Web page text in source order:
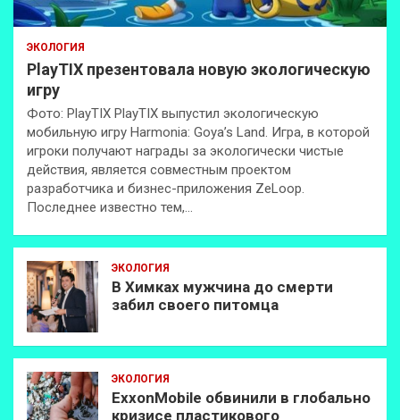
ЭКОЛОГИЯ
PlayTIX презентовала новую экологическую
игру
Фото: PlayTIX PlayTIX выпустил экологическую
мобильную игру Harmonia: Goya’s Land. Игра, в которой
игроки получают награды за экологически чистые
действия, является совместным проектом
разработчика и бизнес-приложения ZeLoop.
Последнее известно тем,…
ЭКОЛОГИЯ
В Химках мужчина до смерти
забил своего питомца
ЭКОЛОГИЯ
ExxonMobilе обвинили в глобально
кризисе пластикового